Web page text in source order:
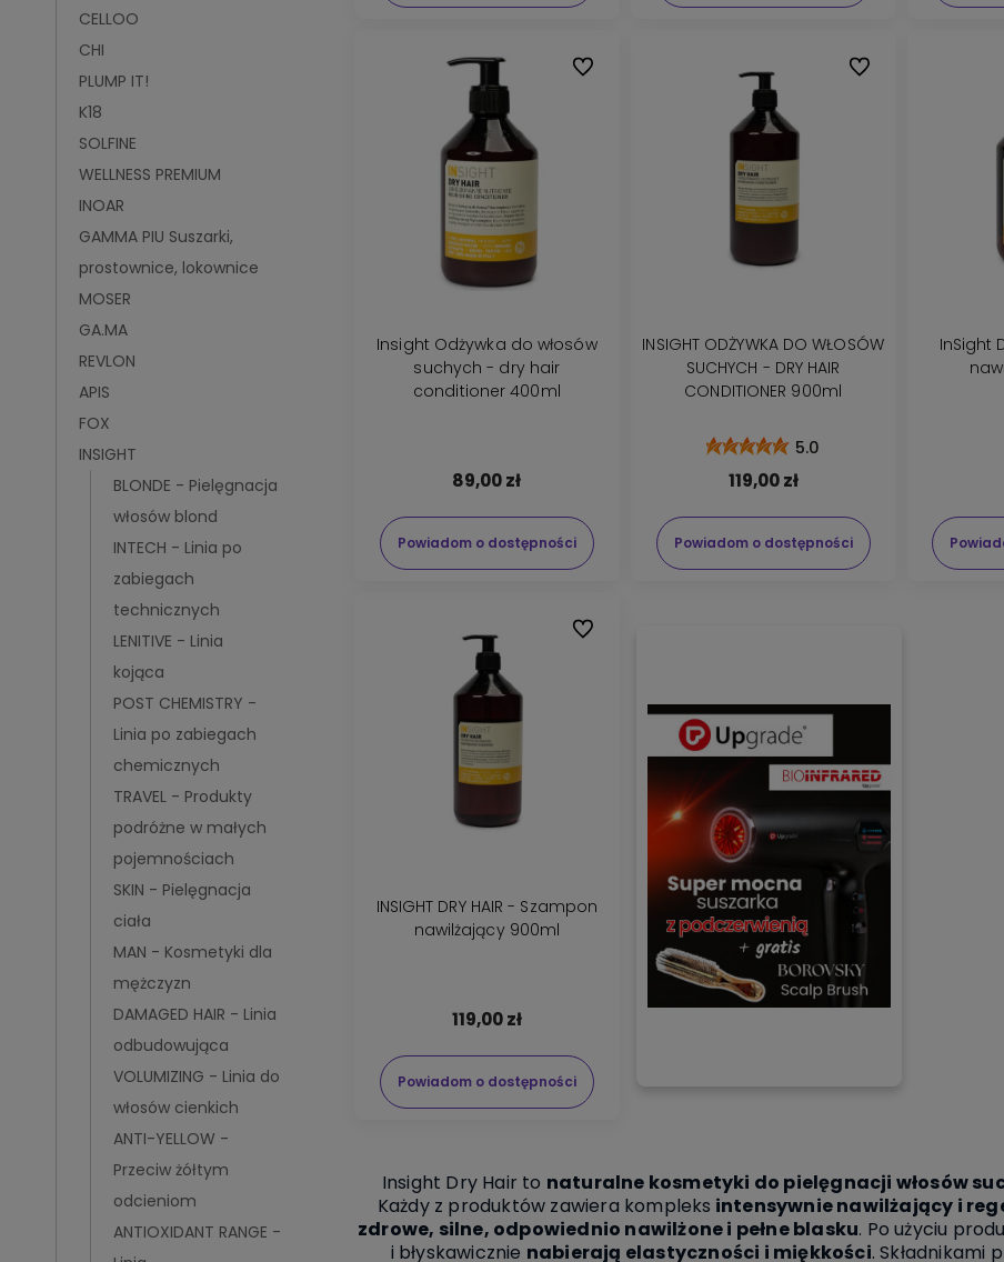
CELLOO
CHI
PLUMP IT!
K18
SOLFINE
WELLNESS PREMIUM
INOAR
GAMMA PIU Suszarki,
prostownice, lokownice
MOSER
GA.MA
REVLON
APIS
FOX
INSIGHT
BLONDE - Pielęgnacja
włosów blond
INTECH - Linia po
zabiegach
technicznych
LENITIVE - Linia
kojąca
POST CHEMISTRY -
Linia po zabiegach
chemicznych
TRAVEL - Produkty
podróżne w małych
pojemnościach
SKIN - Pielęgnacja
ciała
MAN - Kosmetyki dla
mężczyzn
DAMAGED HAIR - Linia
odbudowująca
VOLUMIZING - Linia do
włosów cienkich
ANTI-YELLOW -
Przeciw żółtym
odcieniom
ANTIOXIDANT RANGE -
Insight Odżywka do włosów
suchych - dry hair
conditioner 400ml
89,00 zł
Powiadom o dostępności
Do ulubionych
INSIGHT ODŻYWKA DO WŁOSÓW
SUCHYCH - DRY HAIR
CONDITIONER 900ml
5.0
119,00 zł
Powiadom o dostępności
Do ulubionych
InSight
INSIGHT DRY HAIR - Szampon
nawilżający 900ml
119,00 zł
Powiadom o dostępności
Do ulubionych
Insight Dry Hair to naturalne kosmetyki do pielęgnacji włosów
Każdy z produktów zawiera kompleks intensywnie nawilżający i
zdrowe, silne, odpowiednio nawilżone i pełne blasku. Po użyciu
i błyskawicznie nabierają elastyczności i miękkości. Składnikami